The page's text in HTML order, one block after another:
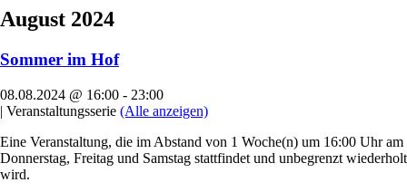
August 2024
Sommer im Hof
08.08.2024 @ 16:00 - 23:00
| Veranstaltungsserie (Alle anzeigen)
Eine Veranstaltung, die im Abstand von 1 Woche(n) um 16:00 Uhr am
Donnerstag, Freitag und Samstag stattfindet und unbegrenzt wiederholt
wird.